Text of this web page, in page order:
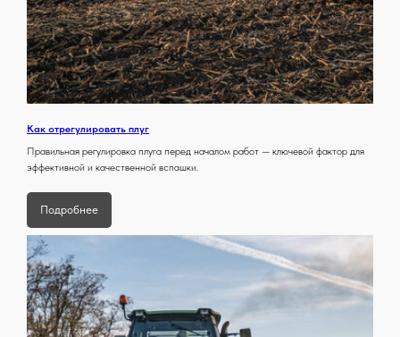
Как отрегулировать плуг
Правильная регулировка плуга перед началом работ — ключевой фактор для
эффективной и качественной вспашки.
Подробнее